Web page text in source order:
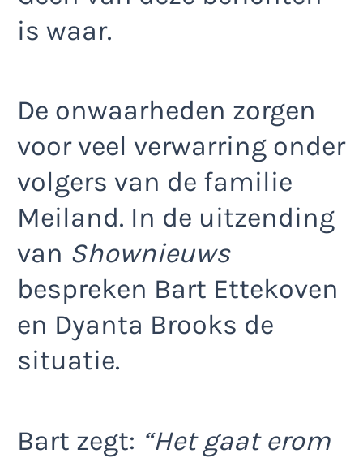
is waar.
De onwaarheden zorgen
voor veel verwarring onder
volgers van de familie
Meiland. In de uitzending
van Shownieuws
bespreken Bart Ettekoven
en Dyanta Brooks de
situatie.
Bart zegt: “Het gaat erom